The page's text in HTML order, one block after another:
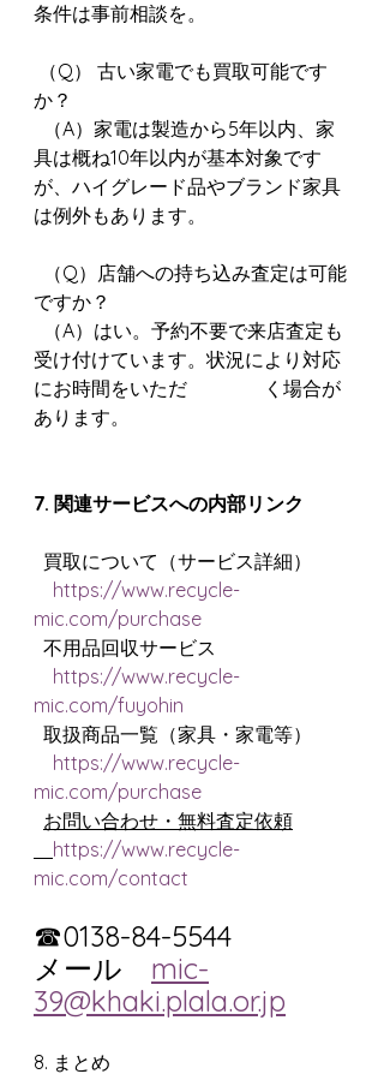
条件は事前相談を。
か？
具は概ね10年以内が基本対象です
が、ハイグレード品やブランド家具
は例外もあります。
ですか？
受け付けています。状況により対応
にお時間をいただ　　　　く場合が
あります。
7. 関連サービスへの内部リンク
  買取について（サービス詳細）
https://www.recycle-
mic.com/purchase
  不用品回収サービス
https://www.recycle-
mic.com/fuyohin
  取扱商品一覧（家具・家電等）
https://www.recycle-
mic.com/purchase
お問い合わせ・無料査定依頼
https://www.recycle-
mic.com/contact
☎0138-84-5544
メール mic-
39@khaki.plala.or.jp
8. まとめ